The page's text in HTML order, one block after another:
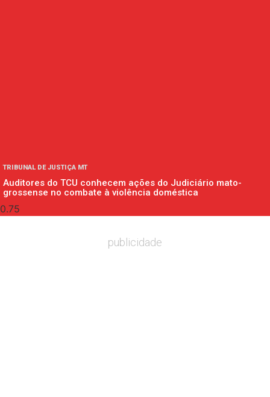
TRIBUNAL DE JUSTIÇA MT
Auditores do TCU conhecem ações do Judiciário mato-
grossense no combate à violência doméstica
publicidade